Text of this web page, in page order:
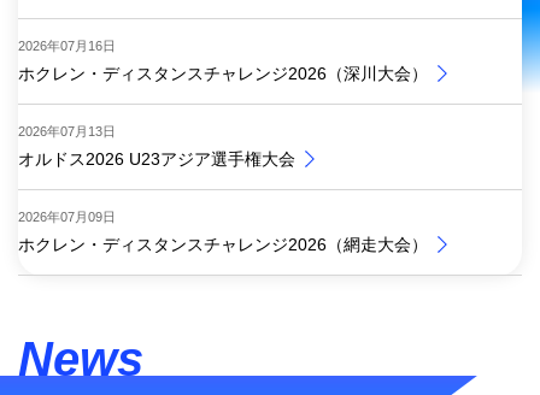
2026年07月16日
ホクレン・ディスタンスチャレンジ2026（深川大会）
2026年07月13日
オルドス2026 U23アジア選手権大会
2026年07月09日
ホクレン・ディスタンスチャレンジ2026（網走大会）
News